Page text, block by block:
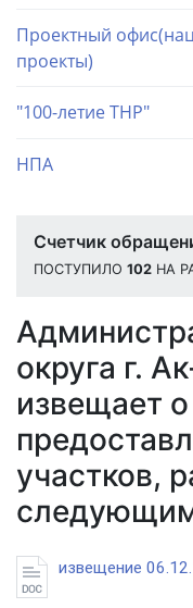
Проектный
проекты)
"100-летие ТНР"
НПА
Счетчик
ПОСТУПИЛО 102 НА
округа г.
извещает
участков,
извещение